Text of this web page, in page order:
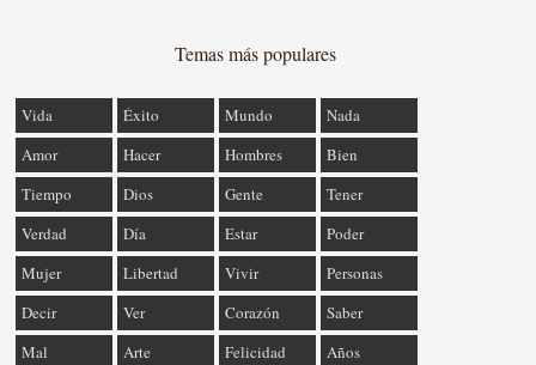
Temas más populares
Vida Éxito Mundo
Nada
Amor
Hacer Hombres
Bien
Tiempo
Dios Gente
Tener
Verdad
Día Estar
Poder
Mujer
Libertad Vivir
Personas
Decir
Ver Corazón
Saber
Mal
Arte Felicidad Años